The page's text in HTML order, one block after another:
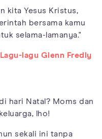
kita Yesus Kristus,
bersama kamu
selama-lamanya."
lagu Glenn Fredly
hari Natal? Moms dan
lho!
sekali ini tanpa